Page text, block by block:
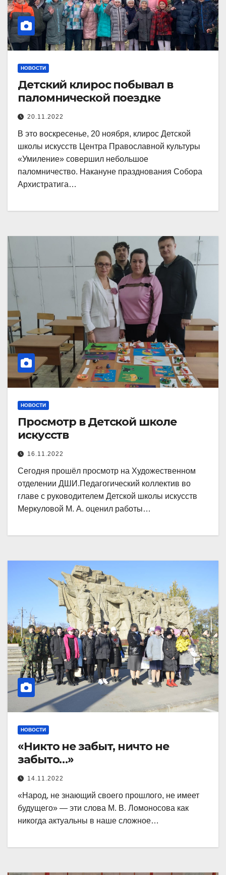
НОВОСТИ
Детский клирос побывал в
паломнической поездке
20.11.2022
В это воскресенье, 20 ноября, клирос Детской
школы искусств Центра Православной культуры
«Умиление» совершил небольшое
паломничество. Накануне празднования Собора
Архистратига…
НОВОСТИ
Просмотр в Детской школе
искусств
16.11.2022
Сегодня прошёл просмотр на Художественном
отделении ДШИ.Педагогический коллектив во
главе с руководителем Детской школы искусств
Меркуловой М. А. оценил работы…
НОВОСТИ
«Никто не забыт, ничто не
забыто…»
14.11.2022
«Народ, не знающий своего прошлого, не имеет
будущего» — эти слова М. В. Ломоносова как
никогда актуальны в наше сложное…